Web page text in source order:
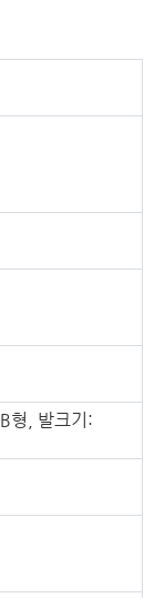
형, 발크기: